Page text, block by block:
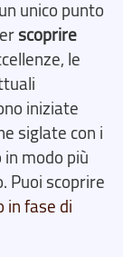
unico punto
scoprire
le
iniziate
siglate con i
modo più
Puoi scoprire
in fase di